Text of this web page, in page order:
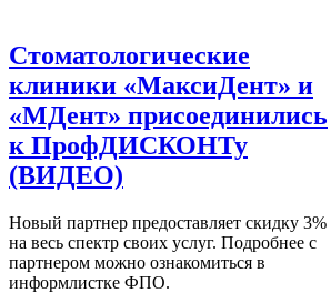
Стоматологические
клиники «МаксиДент» и
«МДент» присоединились
к ПрофДИСКОНТу
(ВИДЕО)
Новый партнер предоставляет скидку 3%
на весь спектр своих услуг. Подробнее с
партнером можно ознакомиться в
информлистке ФПО.